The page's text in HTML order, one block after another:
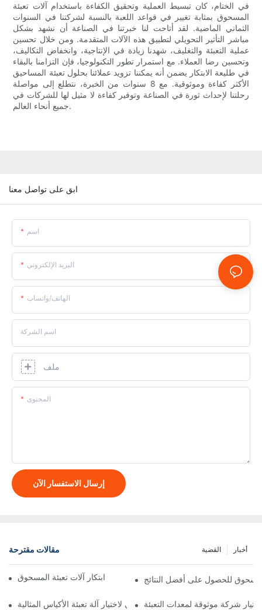
في الختام، كان تبسيط العملية وتحقيق الكفاءة باستخدام آلات تعبئة
المسحوق بمثابة تغيير في قواعد اللعبة بالنسبة لشركتنا في السنوات
الثماني الماضية. لقد أتاحت لنا خبرتنا في الصناعة أن نشهد بشكل
مباشر التأثير التحويلي لتطبيق هذه الآلات المتقدمة. ومن خلال تحسين
عملية التعبئة والتغليف، شهدنا زيادة في الإنتاجية، وانخفاض التكاليف،
وتحسين رضا العملاء. مع استمرار تطور التكنولوجيا، فإن التزامنا بالبقاء
في طليعة الابتكار يضمن أنه يمكننا تزويد عملائنا بحلول تعبئة المساحيق
الأكثر كفاءة وموثوقية. مع 8 سنوات من الخبرة، نتطلع إلى مواصلة
رحلتنا لإحداث ثورة في الصناعة وتوفير كفاءة لا مثيل لها للشركات في
جميع أنحاء العالم.
ابق على تواصل معنا
اسم
البريد الإلكتروني
الهاتف/واتساب
اسم الشركة
ملف
المحتوى
إرسال الاستفسار الآن
مقالات مقترحة أخبار القضية
تبسيط كفاءة التعبئة والتغليف: ابتكار آلات تعبئة المسحوق
للحصول على أفضل النتائج
الدليل النهائي لاختيار آلة تعبئة الأكياس المثاليةشركة موثوقة لمعدات التعبئة